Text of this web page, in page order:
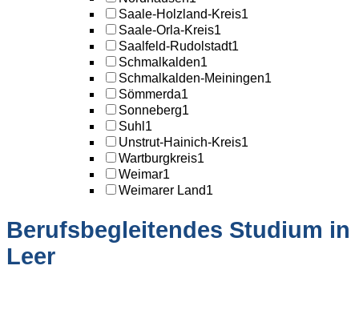
Saale-Holzland-Kreis1
Saale-Orla-Kreis1
Saalfeld-Rudolstadt1
Schmalkalden1
Schmalkalden-Meiningen1
Sömmerda1
Sonneberg1
Suhl 1
Unstrut-Hainich-Kreis1
Wartburgkreis1
Weimar1
Weimarer Land1
Berufsbegleitendes Studium in
Leer